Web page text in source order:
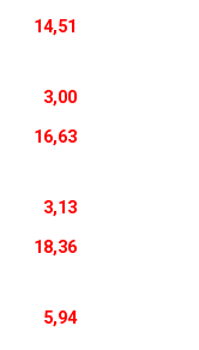
14,51
3,00
16,63
3,13
18,36
5,94